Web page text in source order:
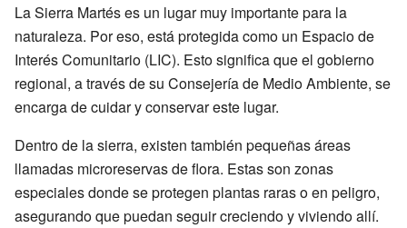
La Sierra Martés es un lugar muy importante para la
naturaleza. Por eso, está protegida como un Espacio de
Interés Comunitario (LIC). Esto significa que el gobierno
regional, a través de su Consejería de Medio Ambiente, se
encarga de cuidar y conservar este lugar.
Dentro de la sierra, existen también pequeñas áreas
llamadas microreservas de flora. Estas son zonas
especiales donde se protegen plantas raras o en peligro,
asegurando que puedan seguir creciendo y viviendo allí.